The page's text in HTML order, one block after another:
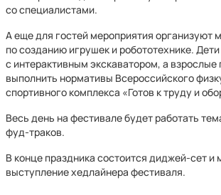
со специалистами.
А еще для гостей мероприятия организуют
по созданию игрушек и робототехнике.
с интерактивным экскаватором, а
выполнить нормативы Всероссийского
спортивного комплекса «Готов к труду и
Весь день на фестивале будет работать
фуд-траков.
В конце праздника состоится диджей-сет и
выступление хедлайнера фестиваля.